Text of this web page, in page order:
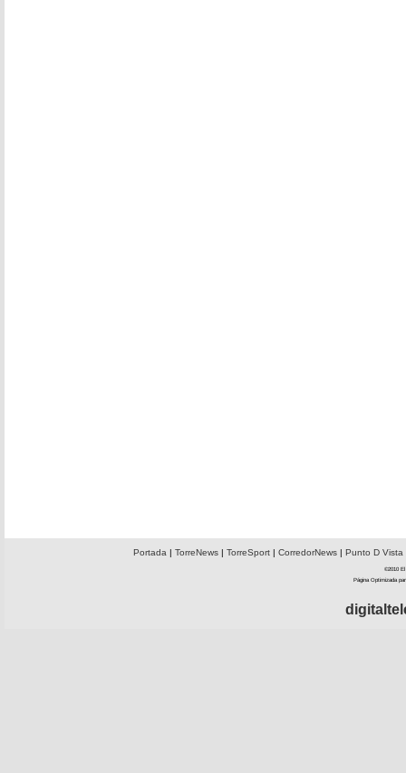
Portada | TorreNews| TorreSport| CorredorNews| Punto D Vista
©2010 El
Página Optimizada